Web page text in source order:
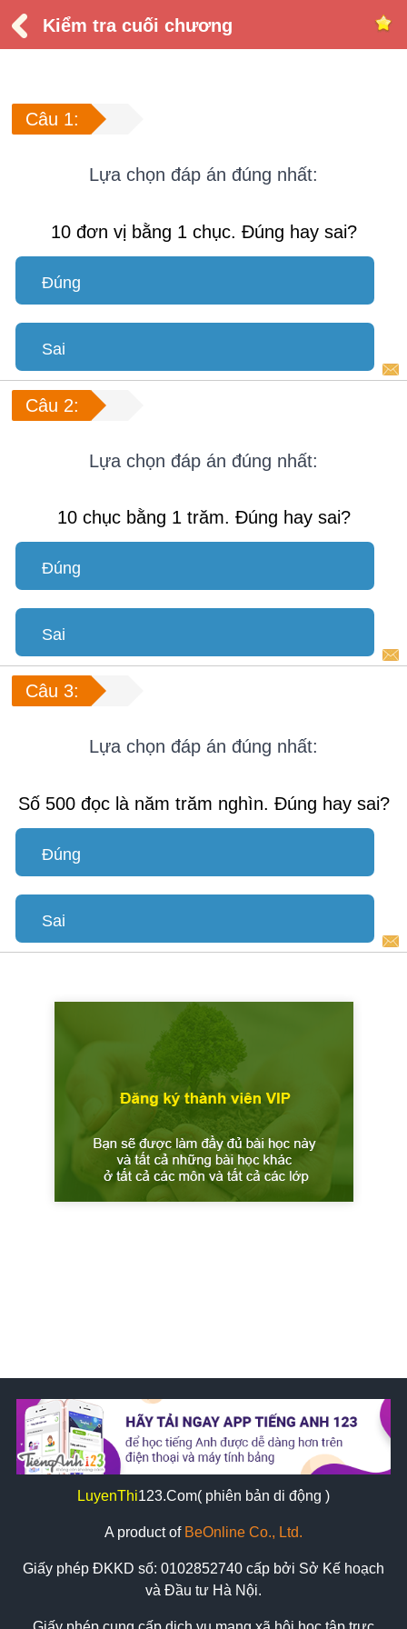
Kiểm tra cuối chương
Câu 1:
Lựa chọn đáp án đúng nhất:
10 đơn vị bằng 1 chục. Đúng hay sai?
Đúng
Sai
Câu 2:
Lựa chọn đáp án đúng nhất:
10 chục bằng 1 trăm. Đúng hay sai?
Đúng
Sai
Câu 3:
Lựa chọn đáp án đúng nhất:
Số 500 đọc là năm trăm nghìn. Đúng hay sai?
Đúng
Sai
LuyenThi123.Com( phiên bản di động )
A product of BeOnline Co., Ltd.
Giấy phép ĐKKD số: 0102852740 cấp bởi Sở Kế hoạch
và Đầu tư Hà Nội.